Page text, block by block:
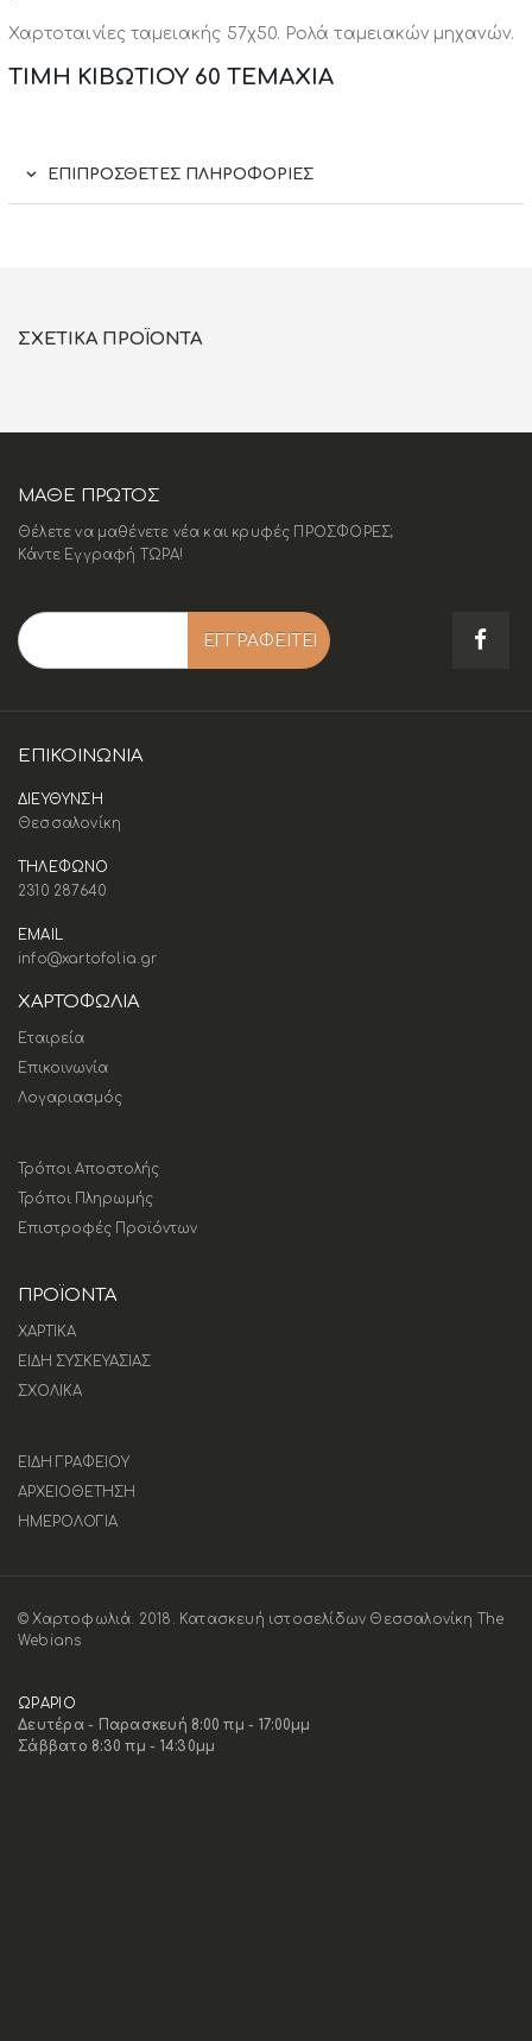
Χαρτοταινίες ταμειακής 57χ50. Ρολά ταμειακών μηχανών.
ΤΙΜΗ ΚΙΒΩΤΙΟΥ 60 ΤΕΜΑΧΙΑ
ΕΠΙΠΡΌΣΘΕΤΕΣ ΠΛΗΡΟΦΟΡΊΕΣ
ΣΧΕΤΙΚΆ ΠΡΟΪΌΝΤΑ
ΜΑΘΕ ΠΡΩΤΟΣ
Θέλετε να μαθένετε νέα και κρυφές ΠΡΟΣΦΟΡΕΣ;
Κάντε Εγγραφή ΤΩΡΑ!
ΕΠΙΚΟΙΝΩΝΊΑ
ΔΙΕΥΘΥΝΣΗ
Θεσσαλονίκη
ΤΗΛΕΦΩΝΟ
2310 287640
EMAIL
info@xartofolia.gr
ΧΑΡΤΟΦΩΛΙΑ
Εταιρεία
Επικοινωνία
Λογαριασμός
Τρόποι Αποστολής
Τρόποι Πληρωμής
Επιστροφές Προϊόντων
ΠΡΟΪΟΝΤΑ
ΧΑΡΤΙΚΑ
ΕΙΔΗ ΣΥΣΚΕΥΑΣΙΑΣ
ΣΧΟΛΙΚΑ
ΕΙΔΗ ΓΡΑΦΕΙΟΥ
ΑΡΧΕΙΟΘΕΤΗΣΗ
ΗΜΕΡΟΛΟΓΙΑ
© Χαρτοφωλιά. 2018. Κατασκευή ιστοσελίδων Θεσσαλονίκη The
Webians
ΩΡΑΡΙΟ
Δευτέρα - Παρασκευή 8:00 πμ - 17:00μμ
Σάββατο 8:30 πμ - 14:30μμ